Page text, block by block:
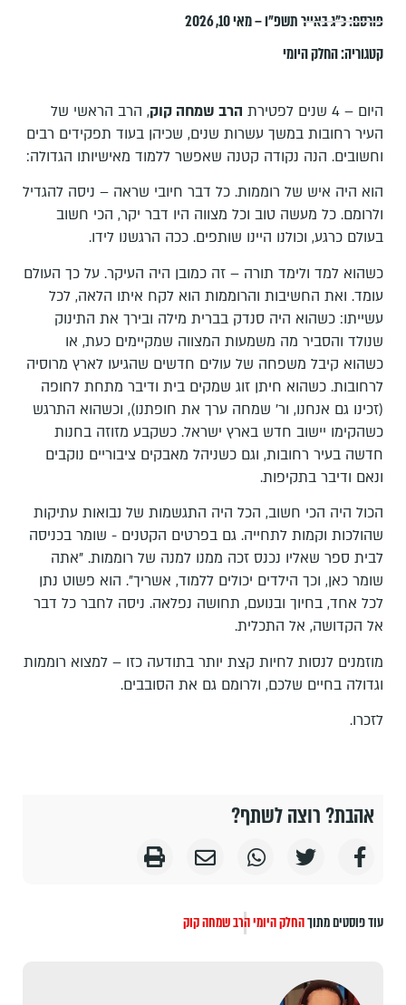
פורסם:כ״ג באייר תשפ״ו – מאי 10, 2026
קטגוריה:החלק היומי
היום – 4 שנים לפטירת הרב שמחה קוק, הרב הראשי של
העיר רחובות במשך עשרות שנים, שכיהן בעוד תפקידים רבים
וחשובים. הנה נקודה קטנה שאפשר ללמוד מאישיותו הגדולה:
הוא היה איש של רוממות. כל דבר חיובי שראה – ניסה להגדיל
ולרומם. כל מעשה טוב וכל מצווה היו דבר יקר, הכי חשוב
בעולם כרגע, וכולנו היינו שותפים. ככה הרגשנו לידו.
כשהוא למד ולימד תורה – זה כמובן היה העיקר. על כך העולם
עומד. ואת החשיבות והרוממות הוא לקח איתו הלאה, לכל
עשייתו: כשהוא היה סנדק בברית מילה ובירך את התינוק
שנולד והסביר מה משמעות המצווה שמקיימים כעת, או
כשהוא קיבל משפחה של עולים חדשים שהגיעו לארץ מרוסיה
לרחובות. כשהוא חיתן זוג שמקים בית ודיבר מתחת לחופה
(זכינו גם אנחנו, ור' שמחה ערך את חופתנו), וכשהוא התרגש
כשהקימו יישוב חדש בארץ ישראל. כשקבע מזוזה בחנות
חדשה בעיר רחובות, וגם כשניהל מאבקים ציבוריים נוקבים
ונאם ודיבר בתקיפות.
הכול היה הכי חשוב, הכל היה התגשמות של נבואות עתיקות
שהולכות וקמות לתחייה. גם בפרטים הקטנים - שומר בכניסה
לבית ספר שאליו נכנס זכה ממנו למנה של רוממות. "אתה
שומר כאן, וכך הילדים יכולים ללמוד, אשריך". הוא פשוט נתן
לכל אחד, בחיוך ובנועם, תחושה נפלאה. ניסה לחבר כל דבר
אל הקדושה, אל התכלית.
מוזמנים לנסות לחיות קצת יותר בתודעה כזו – למצוא רוממות
וגדולה בחיים שלכם, ולרומם גם את הסובבים.
לזכרו.
אהבת? רוצה לשתף?
עוד פוסטים מתוךהחלק היומיהרב שמחה קוק